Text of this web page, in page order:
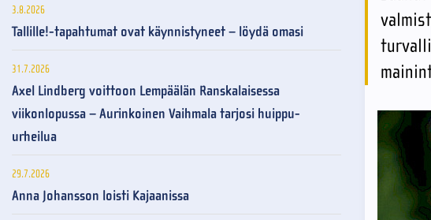
3.8.2026
Tallille!-tapahtumat ovat käynnistyneet – löydä omasi
31.7.2026
Axel Lindberg voittoon Lempäälän Ranskalaisessa
viikonlopussa – Aurinkoinen Vaihmala tarjosi huippu-
urheilua
29.7.2026
Anna Johansson loisti Kajaanissa